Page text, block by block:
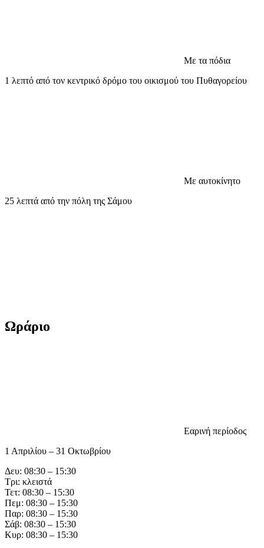
Με τα πόδια
1 λεπτό από τον κεντρικό δρόμο του οικισμού του Πυθαγορείου
Με αυτοκίνητο
25 λεπτά από την πόλη της Σάμου
Ωράριο
Εαρινή περίοδος
1 Απριλίου – 31 Οκτωβρίου
Δευ: 08:30 – 15:30
Τρι: κλειστά
Τετ: 08:30 – 15:30
Πεμ: 08:30 – 15:30
Παρ: 08:30 – 15:30
Σάβ: 08:30 – 15:30
Κυρ: 08:30 – 15:30